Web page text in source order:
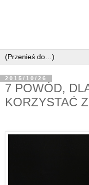
2015/10/26
7 POWÓD,
KORZYSTAĆ